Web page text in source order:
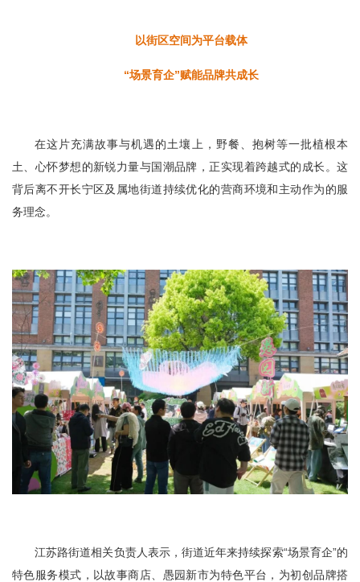
以街区空间为平台载体
“场景育企”赋能品牌共成长
在这片充满故事与机遇的土壤上，野餐、抱树等一批植根本
土、心怀梦想的新锐力量与国潮品牌，正实现着跨越式的成长。这
背后离不开长宁区及属地街道持续优化的营商环境和主动作为的服
务理念。
江苏路街道相关负责人表示，街道近年来持续探索“场景育企”的
特色服务模式，以故事商店、愚园新市为特色平台，为初创品牌搭